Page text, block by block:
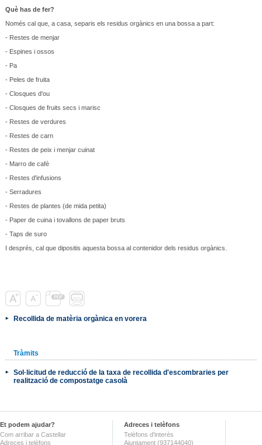
Què has de fer?
Només cal que, a casa, separis els residus orgànics en una bossa a part:
- Restes de menjar
- Espines i ossos
- Pa
- Peles de fruita
- Closques d'ou
- Closques de fruits secs i marisc
- Restes de verdures
- Restes de carn
- Restes de peix i menjar cuinat
- Marro de cafè
- Restes d'infusions
- Serradures
- Restes de plantes (de mida petita)
- Paper de cuina i tovallons de paper bruts
- Taps de suro
I després, cal que dipositis aquesta bossa al contenidor dels residus orgànics.
Recollida de matèria orgànica en vorera
Tràmits
Sol·licitud de reducció de la taxa de recollida d'escombraries per
realització de compostatge casolà
Et podem ajudar?
Com arribar a Castellar
Adreces i telèfons
Adreces i telèfons
Telèfons d'interès
Ajuntament (937144040)